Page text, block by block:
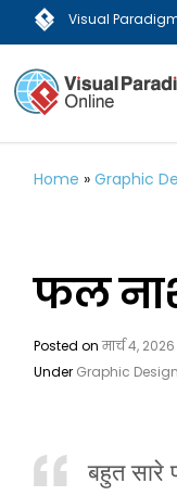
Visual
Home »Graphic
फल
Posted onमार्च 4, 2026
Under Graphic Design
बहुत सारे